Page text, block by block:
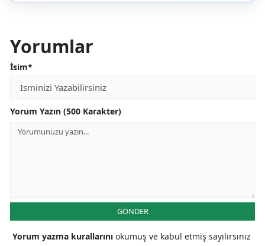
Yorumlar
İsim*
Yorum Yazın (500 Karakter)
GÖNDER
Yorum yazma kurallarını okumuş ve kabul etmiş sayılırsınız